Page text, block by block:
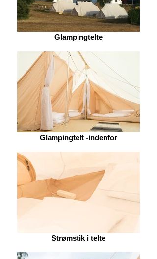
Glampingtelte
Glampingtelt -indenfor
Strømstik i telte